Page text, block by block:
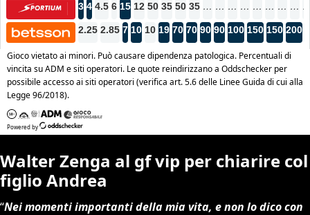
Walter Zenga al gf vip per chiarire col
figlio Andrea
“Nei momenti importanti della mia vita, e non lo dico con